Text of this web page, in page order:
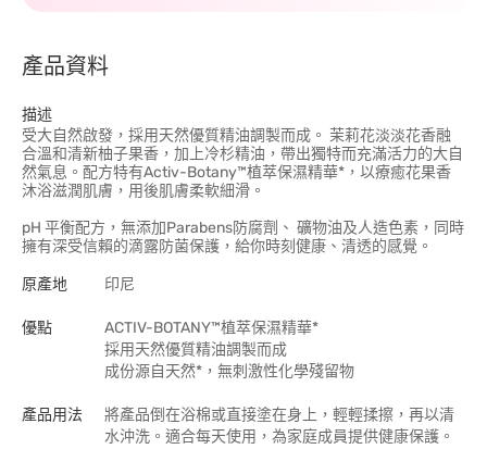
產品資料
描述
受大自然啟發，採用天然優質精油調製而成。 茉莉花淡淡花香融
合溫和清新柚子果香，加上冷杉精油，帶出獨特而充滿活力的大自
然氣息。配方特有Activ-Botany™植萃保濕精華*，以療癒花果香
沐浴滋潤肌膚，用後肌膚柔軟細滑。
pH 平衡配方，無添加Parabens防腐劑、 礦物油及人造色素，同時
擁有深受信賴的滴露防菌保護，給你時刻健康、清透的感覺。
原產地 印尼
優點
ACTIV-BOTANY™植萃保濕精華*
採用天然優質精油調製而成
成份源自天然*，無刺激性化學殘留物
產品用法
將產品倒在浴棉或直接塗在身上，輕輕揉擦，再以清
水沖洗。適合每天使用，為家庭成員提供健康保護。